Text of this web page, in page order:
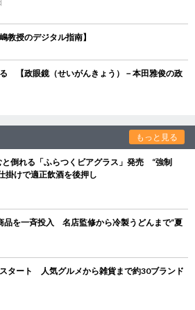
授のデジタル指南】
【政眼鏡（せいがんきょう）－本田雅俊の政
もっと見る
と倒れる「ふらつくビアグラス」発売 “強制
掛けで適正飲酒を後押し
品を一斉投入 名店監修から冷製うどんまで“夏
タート 人気グルメから雑貨まで約30ブランド